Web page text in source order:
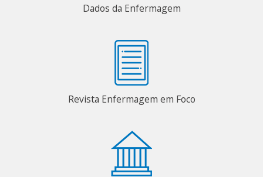
Dados da Enfermagem
Revista Enfermagem em Foco